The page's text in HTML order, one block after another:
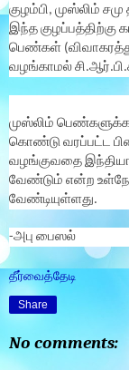
குழம்பி, முஸ்லிம்
இந்த குழப்பத்திற்கு
பெண்கள் (விவாகரத்து
வழங்காமல்
முஸ்லிம்
கொண்டு வரப்பட்ட
வழங்குவதை
வேண்டும் என்ற
வேண்டியுள்ளது.
-அபு பைஸல்
தீர்வைத்தேடி
Share
No comments: